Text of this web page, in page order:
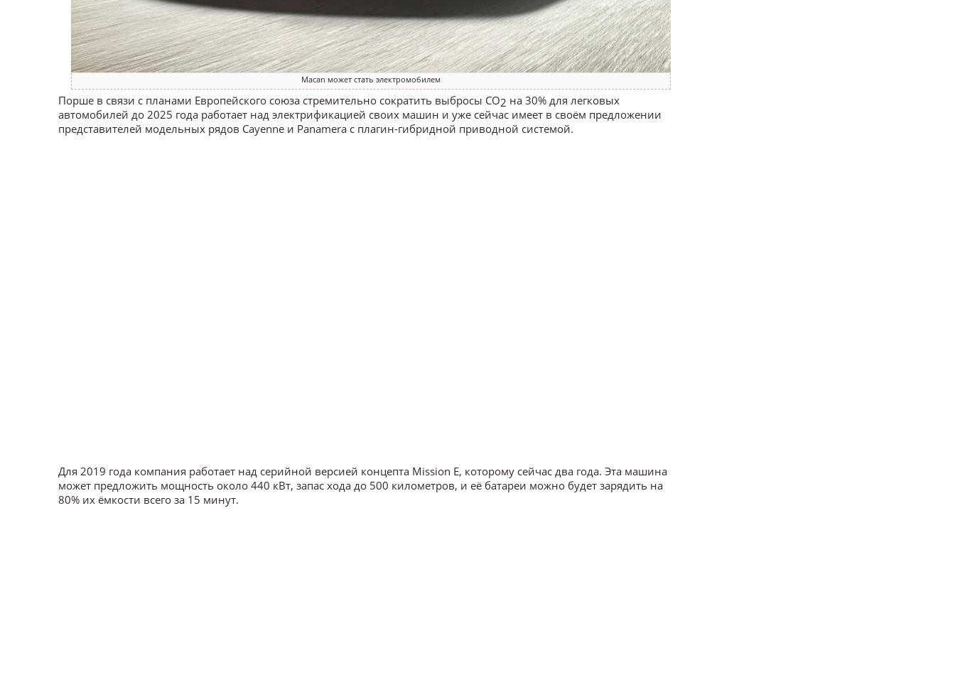
Macan может стать электромобилем
Порше в связи с планами Европейского союза стремительно сократить выбросы CO2 на 30% для легковых
автомобилей до 2025 года работает над электрификацией своих машин и уже сейчас имеет в своём предложении
представителей модельных рядов Cayenne и Panamera с плагин-гибридной приводной системой.
Для 2019 года компания работает над серийной версией концепта Mission E, которому сейчас два года. Эта машина
может предложить мощность около 440 кВт, запас хода до 500 километров, и её батареи можно будет зарядить на
80% их ёмкости всего за 15 минут.